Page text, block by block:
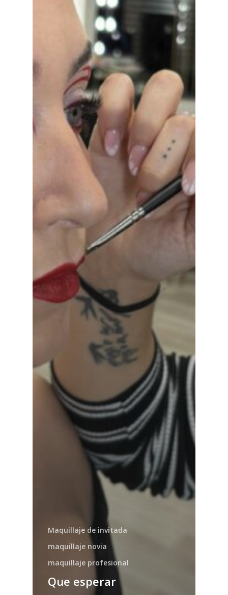
Maquillaje de invitada
maquillaje novia
maquillaje profesional
Que esperar